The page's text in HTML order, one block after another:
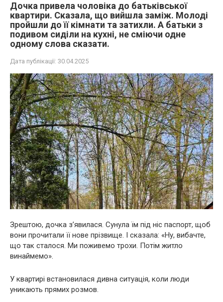
Дочка привела чоловіка до батьківської
квартири. Сказала, що вийшла заміж. Молоді
пройшли до її кімнати та затихли. А батьки з
подивом сиділи на кухні, не сміючи одне
одному слова сказати.
Дата публікації: 30.04.2025
Зрештою, дочка з’явилася. Сунула їм під ніс паспорт, щоб
вони прочитали її нове прізвище. І сказала: «Ну, вибачте,
що так сталося. Ми поживемо трохи. Потім житло
винаймемо».
У квартирі встановилася дивна ситуація, коли люди
уникають прямих розмов.